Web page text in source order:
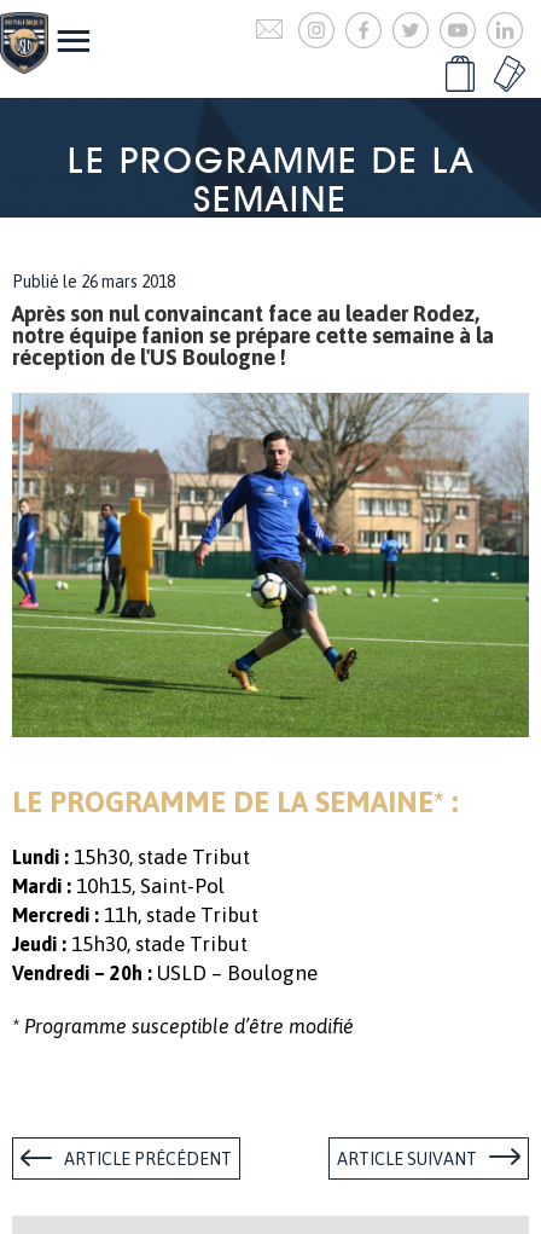
LE PROGRAMME DE LA
SEMAINE
Publié le 26 mars 2018
Après son nul convaincant face au leader Rodez,
notre équipe fanion se prépare cette semaine à la
réception de l'US Boulogne !
LE PROGRAMME DE LA SEMAINE* :
Lundi : 15h30, stade Tribut
Mardi : 10h15, Saint-Pol
Mercredi : 11h, stade Tribut
Jeudi : 15h30, stade Tribut
Vendredi – 20h : USLD – Boulogne
* Programme susceptible d’être modifié
ARTICLE PRÉCÉDENT ARTICLE SUIVANT